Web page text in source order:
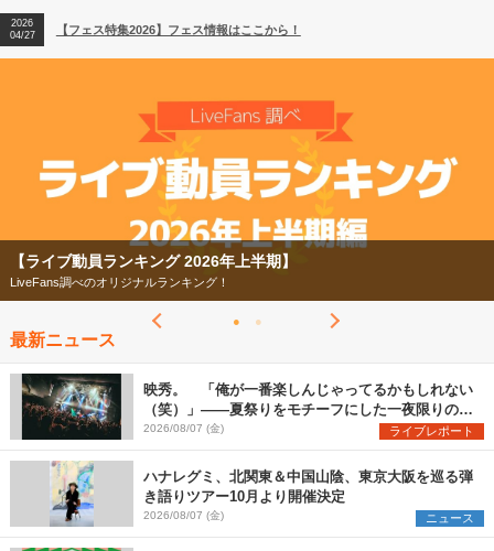
2026
04/27
【フェス特集2026】フェス情報はここから！
2026
【フェス特集2026】
今年もフェスの季節がやってきた！
最新ニュース
映秀。 「俺が一番楽しんじゃってるかもしれない
（笑）」――夏祭りをモチーフにした一夜限りのス
ペシャルライブ『色祭』レポート
2026/08/07 (金) ライブレポート
ハナレグミ、北関東＆中国山陰、東京大阪を巡る弾
き語りツアー10月より開催決定
2026/08/07 (金) ニュース